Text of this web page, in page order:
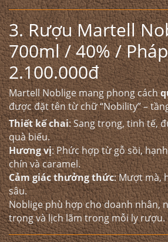
3. Rượu Martell
700ml / 40% /
2.100.000đ
Martell Noblige mang phong cách
được đặt tên từ chữ “Nobility” –
Thiết kế chai: Sang trọng, tinh tế,
quà biếu.
Hương vị: Phức hợp từ gỗ sồi,
chín và caramel.
Cảm giác thưởng thức: Mượt mà,
sâu.
Noblige phù hợp cho doanh nhân,
trọng và lịch lãm trong mỗi ly rượu.